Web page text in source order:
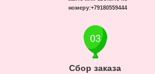
Сбор заказа
номеру:+79180559444